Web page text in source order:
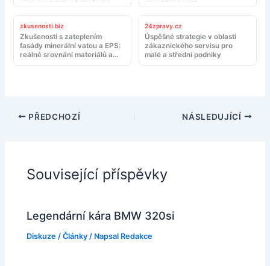
zkusenosti.biz
Zkušenosti s zateplením
fasády minerální vatou a EPS:
reálné srovnání materiálů a
montáže
24zpravy.cz
Úspěšné strategie v oblasti
zákaznického servisu pro
malé a střední podniky
PŘEDCHOZÍ NÁSLEDUJÍCÍ
Související příspěvky
Legendární kára BMW 320si
Diskuze /Články / Napsal Redakce